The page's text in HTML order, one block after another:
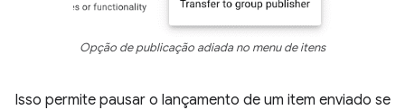
Opção de publicação adiada no menu de itens
Isso permite pausar o lançamento de um item enviado se